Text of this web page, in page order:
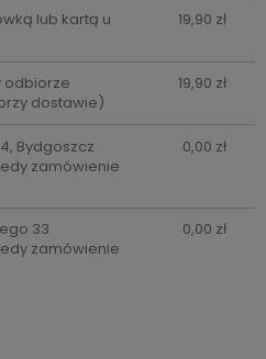
lub kartą u
19,90 zł
odbiorze
dostawie)
19,90 zł
Bydgoszcz
zamówienie
0,00 zł
33
zamówienie
0,00 zł